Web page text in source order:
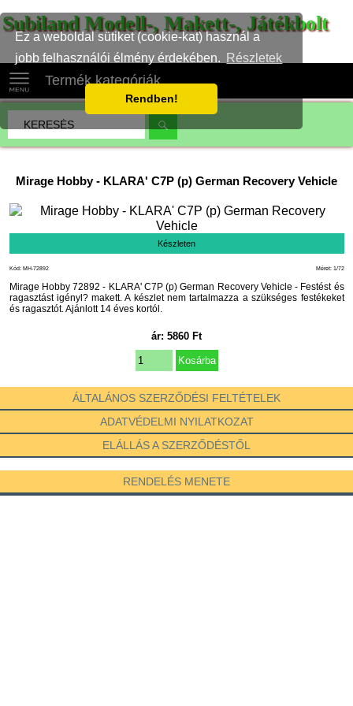
Ez a weboldal sütiket (cookie-kat) használ a
jobb felhasználói élmény érdekében.
Részletek
Rendben!
Subiland Modell-, Makett-, Játékbolt
Termék kategóriák
Mirage Hobby- KLARA' C7P (p) German Recovery Vehicle
Készleten
Méret: 1/72
Kód: MH-72892
Mirage Hobby 72892 - KLARA' C7P (p) German Recovery Vehicle - Festést és
ragasztást igényl? makett. A készlet nem tartalmazza a szükséges festékeket
és ragasztót. Ajánlott 14 éves kortól.
ár: 5860 Ft
ÁLTALÁNOS SZERZŐDÉSI FELTÉTELEK
ADATVÉDELMI NYILATKOZAT
ELÁLLÁS A SZERZŐDÉSTŐL
RENDELÉS MENETE